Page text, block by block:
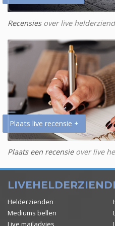
Recensiesover live
Plaats live recensie +
Plaats een recensieover live
Helderzienden
Mediums bellen
Live mailadvies